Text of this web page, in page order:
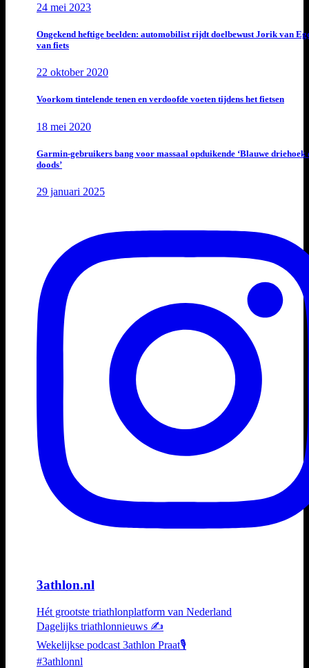
24 mei 2023
Ongekend heftige beelden: automobilist rijdt doelbewust Jorik van
van fiets
22 oktober 2020
Voorkom tintelende tenen en verdoofde voeten tijdens het fietsen
18 mei 2020
Garmin-gebruikers bang voor massaal opduikende ‘Blauwe driehoek
doods’
29 januari 2025
3athlon.nl
Hét grootste triathlonplatform van Nederland
Dagelijks triathlonnieuws ✍️
Wekelijkse podcast 3athlon Praat🎙️
#3athlonnl